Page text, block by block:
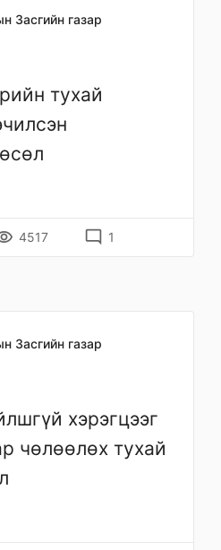
Засгийн газар
тухай
4517 mode_comment 1
Засгийн газар
хэрэгцээг
чөлөөлөх тухай